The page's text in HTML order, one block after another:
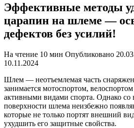
Эффективные методы
царапин на шлеме —
дефектов без усилий!
На чтение 10 мин Опубликовано
10.11.2024
Шлем — неотъемлемая часть
занимается мотоспортом,
активными видами спорта. Однако со
поверхности шлема неизбежно
которые не только портят внешний
ухудшить его защитные свойства.